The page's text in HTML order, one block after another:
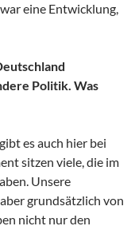
eine Entwicklung,
Politik. Was
es auch hier bei
sitzen viele, die im
Unsere
grundsätzlich von
nicht nur den